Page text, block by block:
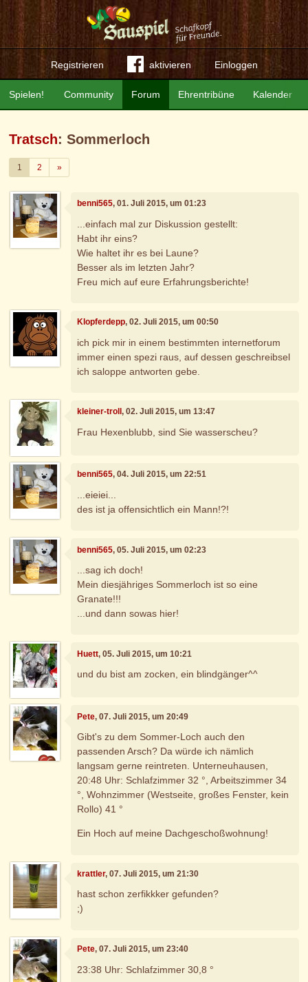
Registrieren aktivieren Einloggen
Community Forum Ehrentribüne Kalender
Spielen!
Tratsch: Sommerloch
1 2 »Weiter
benni565, 01. Juli 2015, um 01:23
...einfach mal zur Diskussion gestellt:
Habt ihr eins?
Wie haltet ihr es bei Laune?
Besser als im letzten Jahr?
Freu mich auf eure Erfahrungsberichte!
Klopferdepp, 02. Juli 2015, um 00:50
ich pick mir in einem bestimmten internetforum
immer einen spezi raus, auf dessen geschreibsel
ich saloppe antworten gebe.
kleiner-troll, 02. Juli 2015, um 13:47
Frau Hexenblubb, sind Sie wasserscheu?
benni565, 04. Juli 2015, um 22:51
...eieiei...
des ist ja offensichtlich ein Mann!?!
benni565, 05. Juli 2015, um 02:23
...sag ich doch!
Mein diesjähriges Sommerloch ist so eine
Granate!!!
...und dann sowas hier!
Huett, 05. Juli 2015, um 10:21
und du bist am zocken, ein blindgänger^^
Pete, 07. Juli 2015, um 20:49
Gibt's zu dem Sommer-Loch auch den
passenden Arsch? Da würde ich nämlich
langsam gerne reintreten. Unterneuhausen,
20:48 Uhr: Schlafzimmer 32 °, Arbeitszimmer 34
°, Wohnzimmer (Westseite, großes Fenster, kein
Rollo) 41 °
Ein Hoch auf meine Dachgeschoßwohnung!
krattler, 07. Juli 2015, um 21:30
hast schon zerfikkker gefunden?
;)
Pete, 07. Juli 2015, um 23:40
23:38 Uhr: Schlafzimmer 30,8 °